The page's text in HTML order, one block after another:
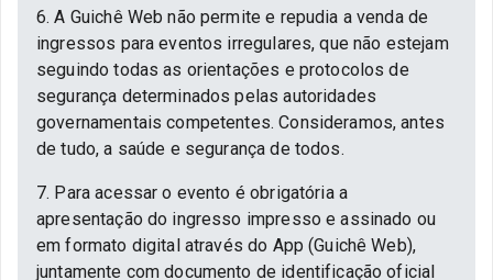
6. A Guichê Web não permite e repudia a venda de
ingressos para eventos irregulares, que não estejam
seguindo todas as orientações e protocolos de
segurança determinados pelas autoridades
governamentais competentes. Consideramos, antes
de tudo, a saúde e segurança de todos.
7. Para acessar o evento é obrigatória a
apresentação do ingresso impresso e assinado ou
em formato digital através do App (Guichê Web),
juntamente com documento de identificação oficial